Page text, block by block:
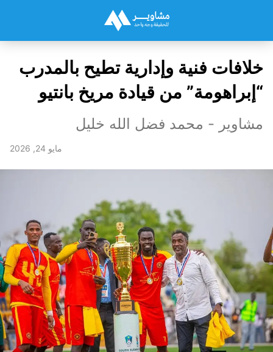
خلافات فنية وإدارية تطيح بالمدرب
“إبراهومة” من قيادة مريخ بانتيو
مشاوير - محمد فضل الله خليل
مايو 24, 2026